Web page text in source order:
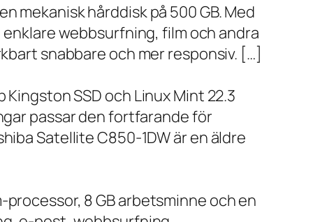
mekanisk hårddisk på 500 GB. Med
webbsurfning, film och andra
snabbare och mer responsiv. […]
SSD och Linux Mint 22.3
passar den fortfarande för
Satellite C850-1DW är en äldre
8 GB arbetsminne och en